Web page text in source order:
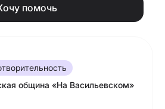
помочь
община «На Васильевском»